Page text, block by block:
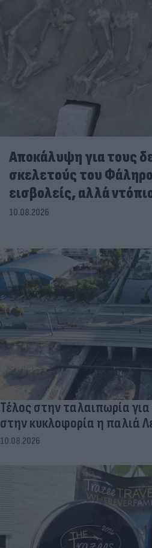
Αποκάλυψη για τους
σκελετούς του
εισβολείς, αλλά
10.08.2026
Τέλος στην ταλαιπωρία
στην κυκλοφορία η παλιά
10.08.2026